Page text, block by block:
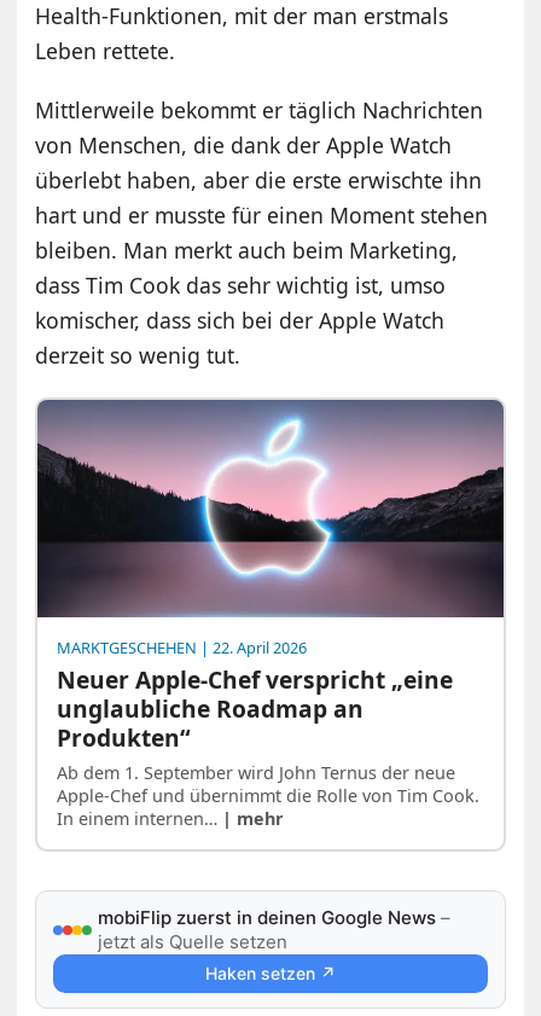
Health-Funktionen, mit der man erstmals
Leben rettete.
Mittlerweile bekommt er täglich Nachrichten
von Menschen, die dank der Apple Watch
überlebt haben, aber die erste erwischte ihn
hart und er musste für einen Moment stehen
bleiben. Man merkt auch beim Marketing,
dass Tim Cook das sehr wichtig ist, umso
komischer, dass sich bei der Apple Watch
derzeit so wenig tut.
MARKTGESCHEHEN | 22. April 2026
Neuer Apple-Chef verspricht „eine
unglaubliche Roadmap an
Produkten“
Ab dem 1. September wird John Ternus der neue
Apple-Chef und übernimmt die Rolle von Tim Cook.
In einem internen… | mehr
mobiFlip zuerst in deinen Google News –
jetzt als Quelle setzen
Haken setzen ↗